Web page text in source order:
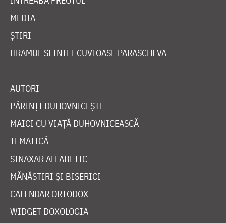
MEDIA
ȘTIRI
HRAMUL SFINTEI CUVIOASE PARASCHEVA
AUTORI
PĂRINȚI DUHOVNICEȘTI
MAICI CU VIAȚĂ DUHOVNICEASCĂ
TEMATICĂ
SINAXAR ALFABETIC
MĂNĂSTIRI ȘI BISERICI
CALENDAR ORTODOX
WIDGET DOXOLOGIA